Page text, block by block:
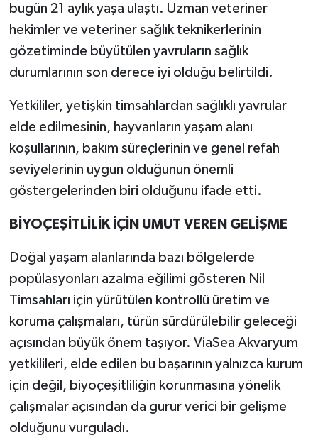
bugün 21 aylık yaşa ulaştı. Uzman veteriner
hekimler ve veteriner sağlık teknikerlerinin
gözetiminde büyütülen yavruların sağlık
durumlarının son derece iyi olduğu belirtildi.
Yetkililer, yetişkin timsahlardan sağlıklı yavrular
elde edilmesinin, hayvanların yaşam alanı
koşullarının, bakım süreçlerinin ve genel refah
seviyelerinin uygun olduğunun önemli
göstergelerinden biri olduğunu ifade etti.
BİYOÇEŞİTLİLİK İÇİN UMUT VEREN GELİŞME
Doğal yaşam alanlarında bazı bölgelerde
popülasyonları azalma eğilimi gösteren Nil
Timsahları için yürütülen kontrollü üretim ve
koruma çalışmaları, türün sürdürülebilir geleceği
açısından büyük önem taşıyor. ViaSea Akvaryum
yetkilileri, elde edilen bu başarının yalnızca kurum
için değil, biyoçeşitliliğin korunmasına yönelik
çalışmalar açısından da gurur verici bir gelişme
olduğunu vurguladı.